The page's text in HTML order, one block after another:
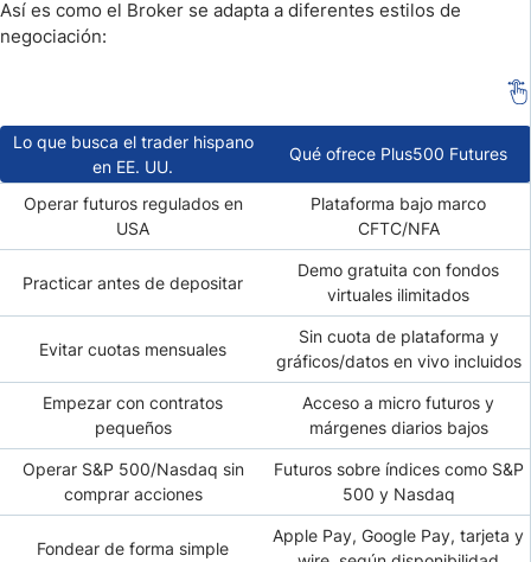
Así es como el Broker se adapta a diferentes estilos de
negociación:
Lo que busca el trader hispano
en EE. UU.
Qué ofrece Plus500 Futures
Operar futuros regulados en
USA
Plataforma bajo marco
CFTC/NFA
Practicar antes de depositar
Demo gratuita con fondos
virtuales ilimitados
Evitar cuotas mensuales
Sin cuota de plataforma y
gráficos/datos en vivo incluidos
Empezar con contratos
pequeños
Acceso a micro futuros y
márgenes diarios bajos
Operar S&P 500/Nasdaq sin
comprar acciones
Futuros sobre índices como S&P
500 y Nasdaq
Fondear de forma simple
Apple Pay, Google Pay, tarjeta y